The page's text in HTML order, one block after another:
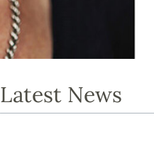
Latest News